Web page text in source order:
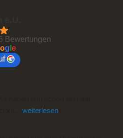
Bewertungen
og e
weiterlesen